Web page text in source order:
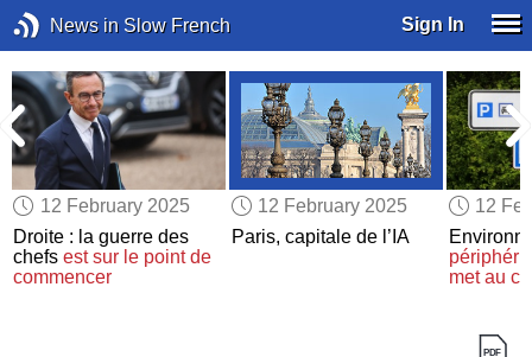
News in Slow French Sign In
12 February 2025
Droite : la guerre des
chefsest sur le point de
commencer
12 February 2025
Paris, capitale de l’IA
12
met au